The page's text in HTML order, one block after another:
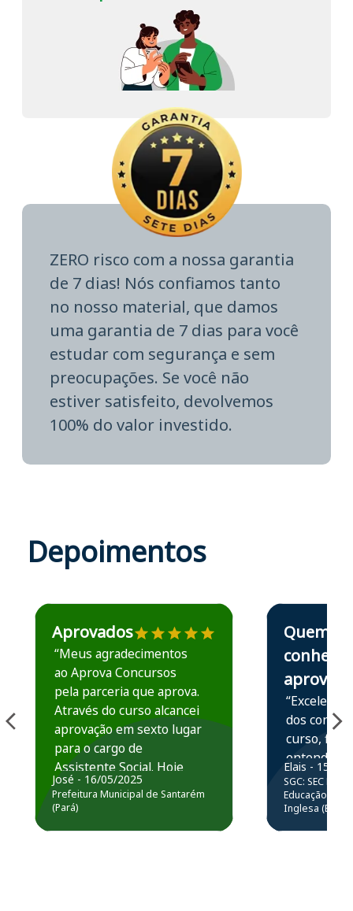
ZERO risco com a nossa garantia
de 7 dias! Nós confiamos tanto
no nosso material, que damos
uma garantia de 7 dias para você
estudar com segurança e sem
preocupações. Se você não
estiver satisfeito, devolvemos
100% do valor investido.
Depoimentos
Estudante José recomenda o Aprova Concursos em
Aprovados
“Meus agradecimentos
ao Aprova Concursos
pela parceria que aprova.
Através do curso alcancei
aprovação em sexto lugar
para o cargo de
Assistente Social. Hoje
estou atuando na
Prefeitura de Santarém.
José - 16/05/2025
Prefeitura Municipal de Santarém
(Pará)
Estudante Elais
Quem
conhece,
aprova
“Excelente
dos
curso,
entender e
prática
resolução
questões.”
Elais - 15/07/
SGC: SEC BA
Educação
Inglesa (Edital